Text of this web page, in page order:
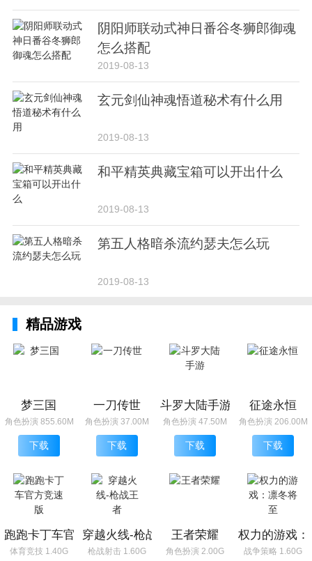
阴阳师联动式神日番谷冬狮郎御魂
怎么搭配
2019-08-13
玄元剑仙神魂悟道秘术有什么用
2019-08-13
和平精英典藏宝箱可以开出什么
2019-08-13
第五人格暗杀流约瑟夫怎么玩
2019-08-13
精品游戏
梦三国
角色扮演 855.60M
下载
一刀传世
角色扮演 37.00M
下载
斗罗大陆手游
角色扮演 47.50M
下载
征途永恒
角色扮演 206.00M
下载
跑跑卡丁车官方竞速版
体育竞技 1.40G
穿越火线-枪战王者
枪战射击 1.60G
王者荣耀
角色扮演 2.00G
权力的游戏
战争策略 1.60G